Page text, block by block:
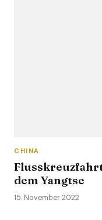
CHINA
dem Yangtse
15. November 2022